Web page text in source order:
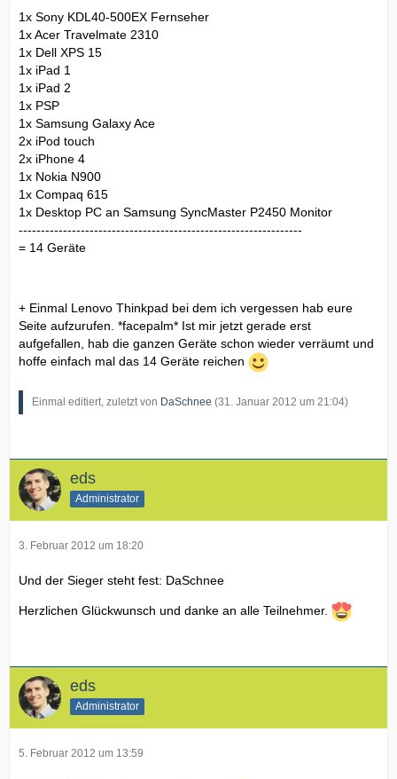
1x Sony KDL40-500EX Fernseher
1x Acer Travelmate 2310
1x Dell XPS 15
1x iPad 1
1x iPad 2
1x PSP
1x Samsung Galaxy Ace
2x iPod touch
2x iPhone 4
1x Nokia N900
1x Compaq 615
1x Desktop PC an Samsung SyncMaster P2450 Monitor
----------------------------------------------------------------
= 14 Geräte
+ Einmal Lenovo Thinkpad bei dem ich vergessen hab eure
Seite aufzurufen. *facepalm* Ist mir jetzt gerade erst
aufgefallen, hab die ganzen Geräte schon wieder verräumt und
hoffe einfach mal das 14 Geräte reichen
Einmal editiert, zuletzt von DaSchnee (31. Januar 2012 um 21:04)
eds
Administrator
3. Februar 2012 um 18:20
Und der Sieger steht fest: DaSchnee
Herzlichen Glückwunsch und danke an alle Teilnehmer.
eds
Administrator
5. Februar 2012 um 13:59